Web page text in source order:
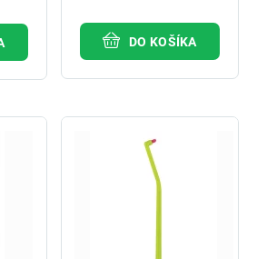
DO KOŠÍKA